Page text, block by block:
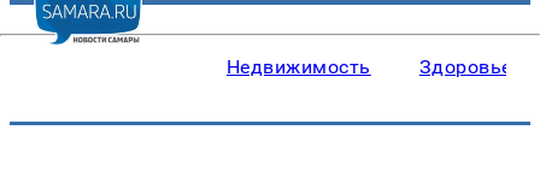
Недвижимость Здоровье